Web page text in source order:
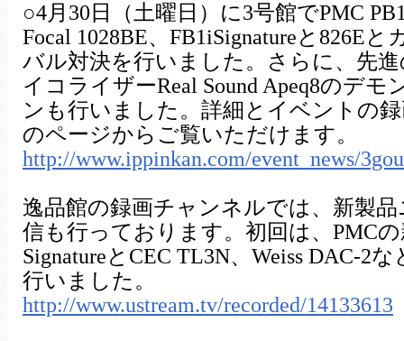
○4月30日（土曜日）に3号館でPMC
Focal 1028BE、FB1iSignatureと826E
バル対決を行いました。さらに、先
イコライザーReal Sound Apeq8のデモ
ンも行いました。詳細とイベントの
のページからご覧いただけます。
http://www.ippinkan.com/event_news/
逸品館の録画チャンネルでは、新製
信も行っております。初回は、PMCの
SignatureとCEC TL3N、Weiss DAC-2
行いました。
http://www.ustream.tv/recorded/14133613